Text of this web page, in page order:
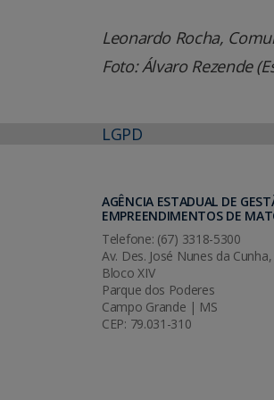
Leonardo Rocha,
Foto: Álvaro Rezende
LGPD
AGÊNCIA ESTADUAL DE
EMPREENDIMENTOS DE
Telefone: (67) 3318-5300
Av. Des. José Nunes da
Bloco XIV
Parque dos Poderes
Campo Grande | MS
CEP: 79.031-310